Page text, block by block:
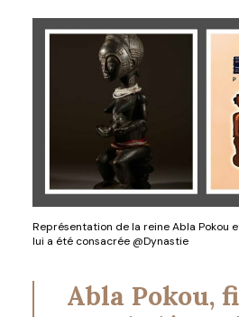
Représentation de la reine Abla Pokou
lui a été consacrée @Dynastie
Abla Pokou,